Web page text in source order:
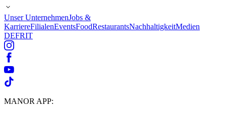
Unser UnternehmenJobs &
KarriereFilialenEventsFoodRestaurantsNachhaltigkeitMedien
DEFRIT
MANOR APP: